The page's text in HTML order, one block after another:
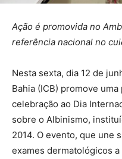
Ação é promovida no
referência nacional no
Nesta sexta, dia 12 de
Bahia (ICB) promove
celebração ao Dia
sobre o Albinismo,
2014. O evento, que une
exames dermatológicos